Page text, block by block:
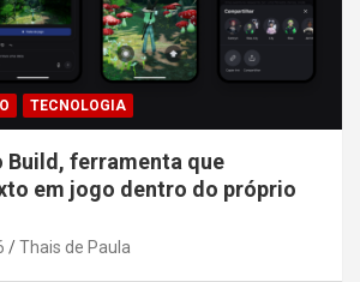
TECNOLOGIA
Build, ferramenta que
em jogo dentro do próprio
Thais de Paula